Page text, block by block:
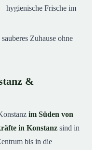
– hygienische Frische im
sauberes Zuhause ohne
&
im Süden von
in Konstanz sind in
bis in die